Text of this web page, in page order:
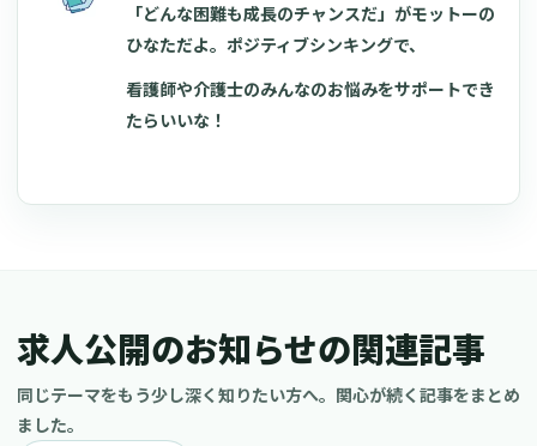
「どんな困難も成長のチャンスだ」がモットーの
ひなただよ。ポジティブシンキングで、
看護師や介護士のみんなのお悩みをサポートでき
たらいいな！
求人公開のお知らせの関連記事
同じテーマをもう少し深く知りたい方へ。関心が続く記事をまとめ
ました。